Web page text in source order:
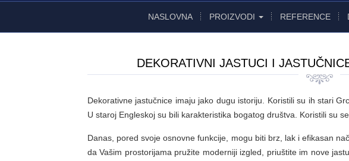
NASLOVNA PROIZVODI REFERENCE
DEKORATIVNI JASTUCI I
Dekorativne jastučnice imaju jako dugu istoriju. Koristili su ih stari
U staroj Engleskoj su bili karakteristika bogatog društva. Koristili su
Danas, pored svoje osnovne funkcije, mogu biti brz, lak i efikasan
da Vašim prostorijama pružite moderniji izgled, priuštite im nove